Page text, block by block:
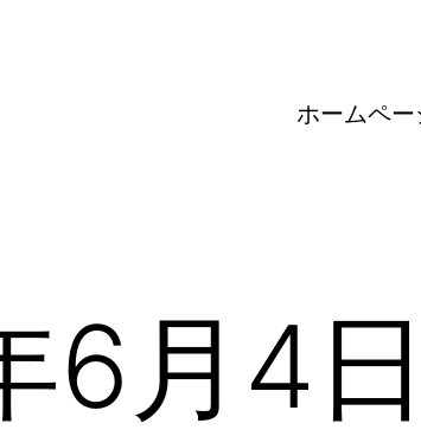
ホームペ
6月4日